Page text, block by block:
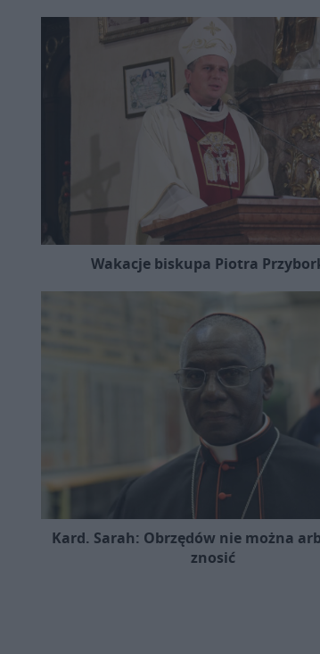
Wakacje biskupa Piotra
Kard. Sarah: Obrzędów nie można
znosić